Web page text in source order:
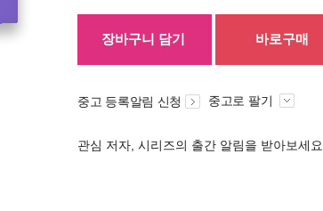
장바구니 담기 바로구매
중고 등록알림 신청 중고로 팔기
관심 저자, 시리즈의 출간 알림을 받아보세요